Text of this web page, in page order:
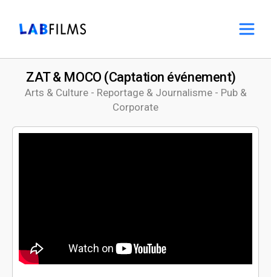
Arts & Culture - Reportage & Journalisme - Pub &
Corporate
ZAT & MOCO (Captation événement)